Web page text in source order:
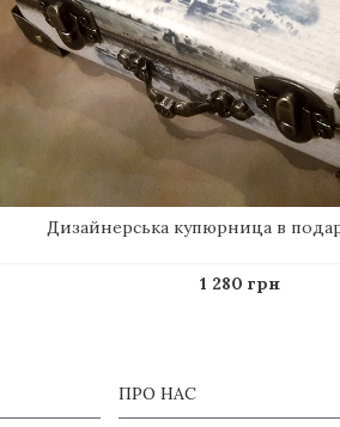
Дизайнерська купюрница в
1 280 грн
ПРО НАС